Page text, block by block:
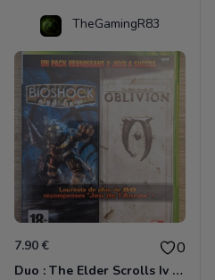
TheGamingR83
7.90 € 0
Duo : The Elder Scrolls Iv - Oblivion + Bioshock Xbox 360